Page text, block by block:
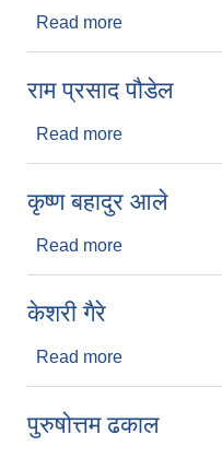
Read more
राम प्रसाद पौडेल
Read more
कृष्ण बहादुर आले
Read more
केशरी गैरे
Read more
पुरुषोत्तम ढकाल